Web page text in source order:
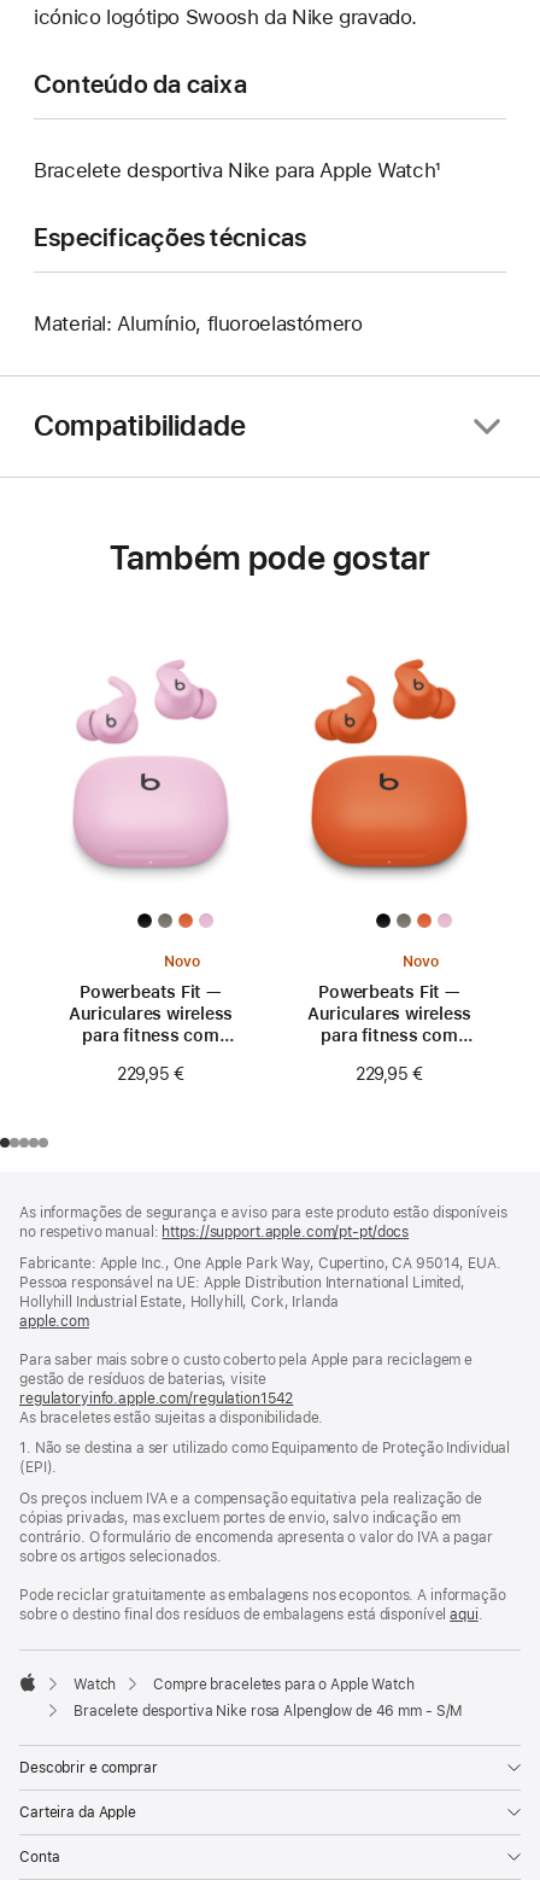
icónico logótipo Swoosh da Nike gravado.
Conteúdo da caixa
Bracelete desportiva Nike para Apple Watch¹
Especificações técnicas
Material: Alumínio, fluoroelastómero
Compatibilidade
Também pode gostar
Novo
Powerbeats Fit —
Auriculares wireless
para fitness com
Rosa fogo
229,95 €
Novo
Powerbeats Fit —
Auriculares wireless
para fitness com
Laranja explosivo
229,95 €
de
rodapé
As informações de segurança e aviso para este produto estão disponíveis
no respetivo manual: https://support.apple.com/pt-pt/docs
nova
janela)
Fabricante: Apple Inc., One Apple Park Way, Cupertino, CA 95014, EUA.
Pessoa responsável na UE: Apple Distribution International Limited,
Hollyhill Industrial Estate, Hollyhill, Cork, Irlanda
apple.com(abre
nova
janela)
Para saber mais sobre o custo coberto pela Apple para reciclagem e
gestão de resíduos de baterias, visite
regulatoryinfo.apple.com/regulation1542
numa
nova
janela)
As braceletes estão sujeitas a disponibilidade.
1. Não se destina a ser utilizado como Equipamento de Proteção Individual
(EPI).
Os preços incluem IVA e a compensação equitativa pela realização de
cópias privadas, mas excluem portes de envio, salvo indicação em
contrário. O formulário de encomenda apresenta o valor do IVA a pagar
sobre os artigos selecionados.
Pode reciclar gratuitamente as embalagens nos ecopontos. A informação
sobre o destino final dos resíduos de embalagens está disponívelaqui.
Apple
Watch
Compre braceletes para o Apple Watch
Bracelete desportiva Nike rosa Alpenglow de 46 mm - S/M
Descobrir e comprar
Carteira da Apple
Conta